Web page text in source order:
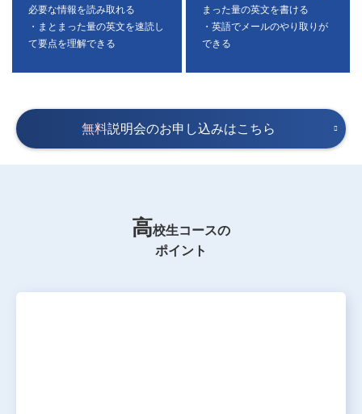
必要な情報を読み取れる
・まとまった量の英文を速読し
て要点を理解できる
まった量の英文を書ける
・英語でメールのやり取りが
できる
無料説明会のお申し込みはこちら
高校生コースの
ポイント